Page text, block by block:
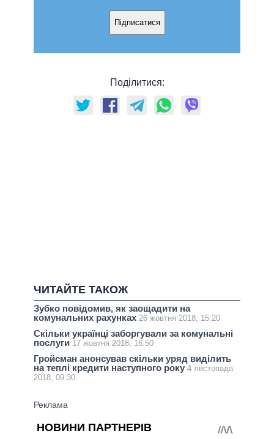
Підписатися
Поділитися:
ЧИТАЙТЕ ТАКОЖ
Зубко повідомив, як заощадити на
комунальних рахунках 26 жовтня 2018, 15:20
Скільки українці заборгували за комунальні
послуги 17 жовтня 2018, 16:50
Гройсман анонсував скільки уряд виділить
на теплі кредити наступного року 4 листопада
2018, 09:30